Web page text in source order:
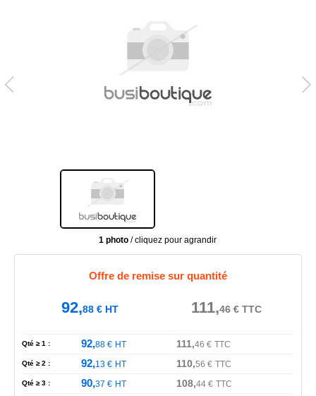
1 photo / cliquez pour agrandir
Offre de remise sur quantité
92,88€HT 111,46€TTC
Qté ≥ 1 : 92,88€ HT 111,46 € TTC
Qté ≥ 2 : 92,13€ HT 110,56 € TTC
Qté ≥ 3 : 90,37 € HT 108,44€ TTC